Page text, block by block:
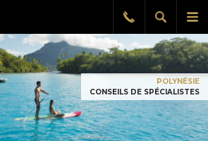
le
Afficher
la
Rappel
gratuit
POLYNÉSIE
CONSEILS DE SPÉCIALISTES